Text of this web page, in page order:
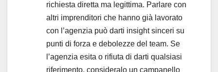
richiesta diretta ma legittima. Parlare con
altri imprenditori che hanno già lavorato
con l’agenzia può darti insight sinceri su
punti di forza e debolezze del team. Se
l’agenzia esita o rifiuta di darti qualsiasi
riferimento, consideralo un campanello